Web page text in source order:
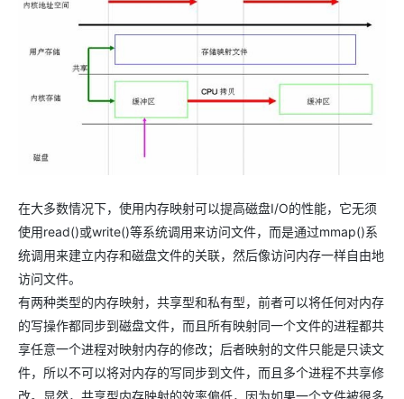
在大多数情况下，使用内存映射可以提高磁盘I/O的性能，它无须
使用read()或write()等系统调用来访问文件，而是通过mmap()系
统调用来建立内存和磁盘文件的关联，然后像访问内存一样自由地
访问文件。
有两种类型的内存映射，共享型和私有型，前者可以将任何对内存
的写操作都同步到磁盘文件，而且所有映射同一个文件的进程都共
享任意一个进程对映射内存的修改；后者映射的文件只能是只读文
件，所以不可以将对内存的写同步到文件，而且多个进程不共享修
改。显然，共享型内存映射的效率偏低，因为如果一个文件被很多